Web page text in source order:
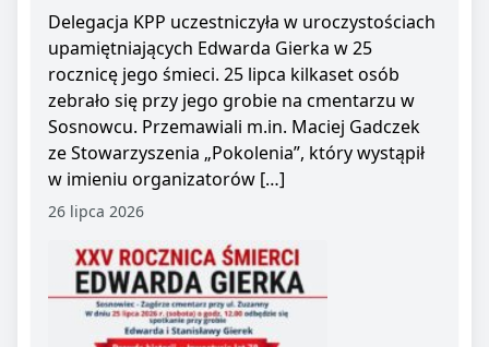
Delegacja KPP uczestniczyła w uroczystościach
upamiętniających Edwarda Gierka w 25
rocznicę jego śmieci. 25 lipca kilkaset osób
zebrało się przy jego grobie na cmentarzu w
Sosnowcu. Przemawiali m.in. Maciej Gadczek
ze Stowarzyszenia „Pokolenia”, który wystąpił
w imieniu organizatorów […]
26 lipca 2026